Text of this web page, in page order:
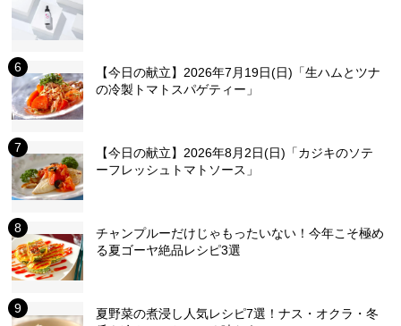
【今日の献立】2026年7月19日(日)「生ハムとツナ
の冷製トマトスパゲティー」
【今日の献立】2026年8月2日(日)「カジキのソテ
ーフレッシュトマトソース」
チャンプルーだけじゃもったいない！今年こそ極め
る夏ゴーヤ絶品レシピ3選
夏野菜の煮浸し人気レシピ7選！ナス・オクラ・冬